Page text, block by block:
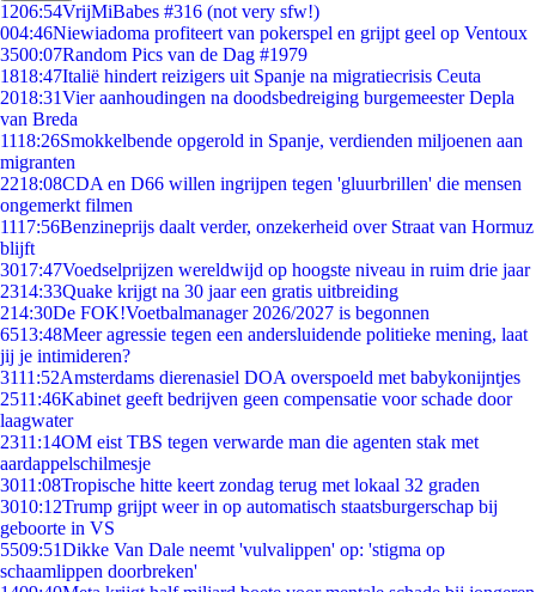
1206:54VrijMiBabes #316 (not very sfw!)
004:46Niewiadoma profiteert van pokerspel en grijpt geel op Ventoux
3500:07Random Pics van de Dag #1979
1818:47Italië hindert reizigers uit Spanje na migratiecrisis Ceuta
2018:31Vier aanhoudingen na doodsbedreiging burgemeester Depla
van Breda
1118:26Smokkelbende opgerold in Spanje, verdienden miljoenen aan
migranten
2218:08CDA en D66 willen ingrijpen tegen 'gluurbrillen' die mensen
ongemerkt filmen
1117:56Benzineprijs daalt verder, onzekerheid over Straat van Hormuz
blijft
3017:47Voedselprijzen wereldwijd op hoogste niveau in ruim drie jaar
2314:33Quake krijgt na 30 jaar een gratis uitbreiding
214:30De FOK!Voetbalmanager 2026/2027 is begonnen
6513:48Meer agressie tegen een andersluidende politieke mening, laat
jij je intimideren?
3111:52Amsterdams dierenasiel DOA overspoeld met babykonijntjes
2511:46Kabinet geeft bedrijven geen compensatie voor schade door
laagwater
2311:14OM eist TBS tegen verwarde man die agenten stak met
aardappelschilmesje
3011:08Tropische hitte keert zondag terug met lokaal 32 graden
3010:12Trump grijpt weer in op automatisch staatsburgerschap bij
geboorte in VS
5509:51Dikke Van Dale neemt 'vulvalippen' op: 'stigma op
schaamlippen doorbreken'